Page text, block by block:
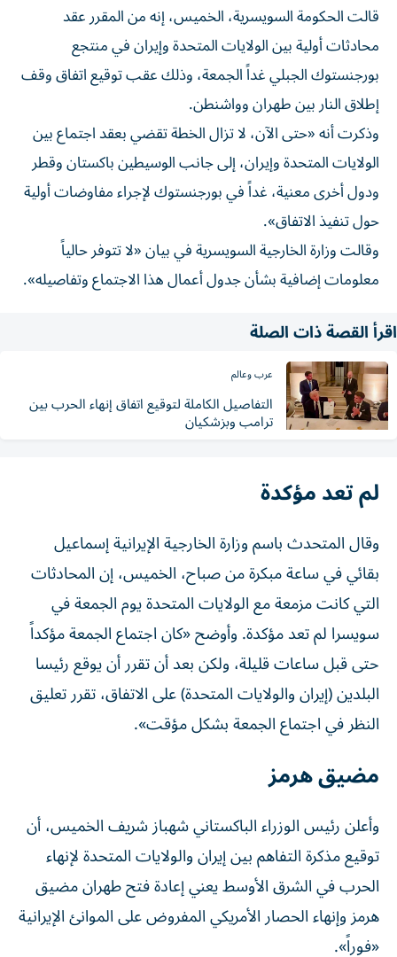
قالت الحكومة ‌السويسرية، الخميس، إنه ​من ⁠المقرر عقد
‌محادثات أولية ‌بين الولايات المتحدة وإيران في منتجع
‌بورجنستوك الجبلي غداً ⁠الجمعة، وذلك عقب توقيع اتفاق وقف
إطلاق النار بين طهران وواشنطن.
وذكرت أنه «حتى ​الآن، لا تزال الخطة ‌تقضي بعقد اجتماع بين
الولايات المتحدة ⁠وإيران، إلى جانب الوسيطين باكستان وقطر ​
ودول أخرى ‌معنية، غداً ‌في بورجنستوك لإجراء مفاوضات أولية
حول تنفيذ الاتفاق».
وقالت ‌وزارة ‌الخارجية السويسرية ⁠في بيان «لا ‌تتوفر حالياً
معلومات إضافية بشأن جدول ⁠أعمال ​هذا الاجتماع وتفاصيله».
اقرأ القصة ذات الصلة
عرب وعالم
التفاصيل الكاملة لتوقيع اتفاق إنهاء الحرب بين
ترامب وبزشكيان
لم تعد مؤكدة
وقال المتحدث باسم وزارة ​الخارجية الإيرانية ⁠إسماعيل
بقائي ‌في ساعة ‌مبكرة من صباح، الخميس، إن المحادثات
⁠التي كانت مزمعة مع الولايات المتحدة يوم الجمعة في
سويسرا ​لم تعد مؤكدة. وأوضح «كان ‌اجتماع الجمعة مؤكداً
حتى ⁠قبل ساعات قليلة، ولكن بعد أن تقرر ​أن ‌يوقع ‌رئيسا
البلدين (إيران والولايات المتحدة) على الاتفاق، ‌تقرر تعليق
‌النظر ⁠في اجتماع ‌الجمعة بشكل مؤقت».
مضيق هرمز
وأعلن رئيس الوزراء الباكستاني شهباز شريف الخميس، أن
توقيع مذكرة التفاهم بين إيران والولايات المتحدة لإنهاء
الحرب في الشرق الأوسط يعني إعادة فتح طهران مضيق
هرمز وإنهاء الحصار الأمريكي المفروض على الموانئ الإيرانية
«فوراً».